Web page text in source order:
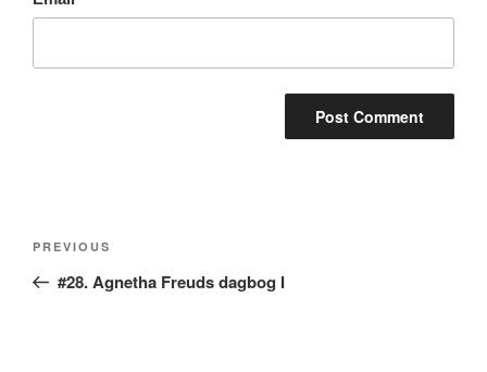
Previous
Post
PREVIOUS
#28. Agnetha Freuds dagbog I